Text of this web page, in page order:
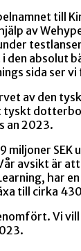
till
av
absolut
sida ser
av den
an 2023.
miljoner
avsikt är
har
till cirka
Vi